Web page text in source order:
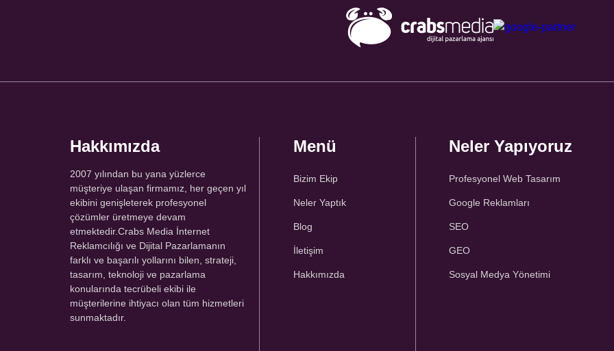
Hakkımızda
2007 yılından bu yana yüzlerce
müşteriye ulaşan firmamız, her geçen yıl
ekibini genişleterek profesyonel
çözümler üretmeye devam
etmektedir.Crabs Media İnternet
Reklamcılığı ve Dijital Pazarlamanın
farklı ve başarılı yollarını bilen, strateji,
tasarım, teknoloji ve pazarlama
konularında tecrübeli ekibi ile
müşterilerine ihtiyacı olan tüm hizmetleri
sunmaktadır.
Menü
Bizim Ekip
Neler Yaptık
Blog
İletişim
Hakkımızda
Neler Yapıyoruz
Profesyonel Web Tasarım
Google Reklamları
SEO
GEO
Sosyal Medya Yönetimi